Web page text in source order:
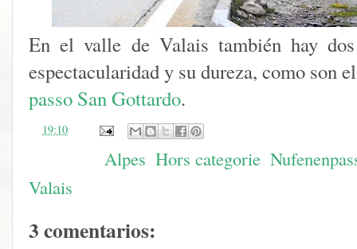
En el valle de Valais también hay
espectacularidad y su dureza, como son
passo San Gottardo.
19:10
Alpes Hors categorie
Valais
3 comentarios: